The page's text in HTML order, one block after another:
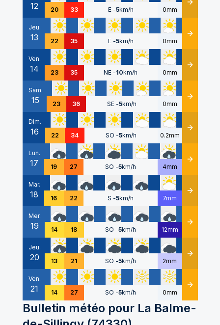
12 20 33 E -5km/h 0mm Détails
Jeu.
13 22 35 E -5km/h 0mm Détails
Ven.
14 23 35 NE -10km/h 0mm Détails
Sam.
15 23 36 SE -5km/h 0mm Détails
Dim.
16 22 34 SO -5km/h 0.2mm Détails
Lun.
17 19 27 SO -5km/h 4mm Détails
Mar.
18 16 22 S -5km/h 7mm Détails
Mer.
19 14 18 SO -5km/h 12mm Détails
Jeu.
20 13 21 SO -5km/h 2mm Détails
Ven.
21 14 27 SO -5km/h 0mm Détails
Bulletin météo pour La Balme-